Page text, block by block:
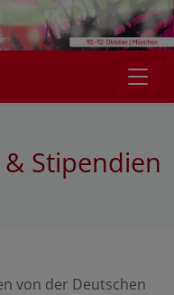
Stipendien
von der Deutschen